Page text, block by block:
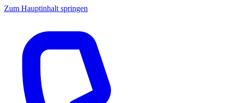
Zum Hauptinhalt springen